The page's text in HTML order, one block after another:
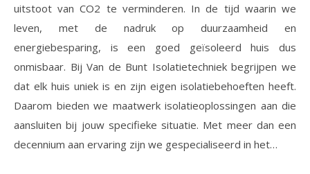
uitstoot van CO2 te verminderen. In de tijd waarin we
leven, met de nadruk op duurzaamheid en
energiebesparing, is een goed geïsoleerd huis dus
onmisbaar. Bij Van de Bunt Isolatietechniek begrijpen we
dat elk huis uniek is en zijn eigen isolatiebehoeften heeft.
Daarom bieden we maatwerk isolatieoplossingen aan die
aansluiten bij jouw specifieke situatie. Met meer dan een
decennium aan ervaring zijn we gespecialiseerd in het…